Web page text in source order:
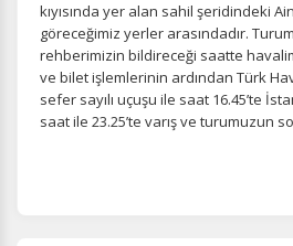
kıyısında yer alan sahil şeridindeki
göreceğimiz yerler arasındadır.
rehberimizin bildireceği saatte
ve bilet işlemlerinin ardından Türk
sefer sayılı uçuşu ile saat 16.45’te
saat ile 23.25’te varış ve turumuzun